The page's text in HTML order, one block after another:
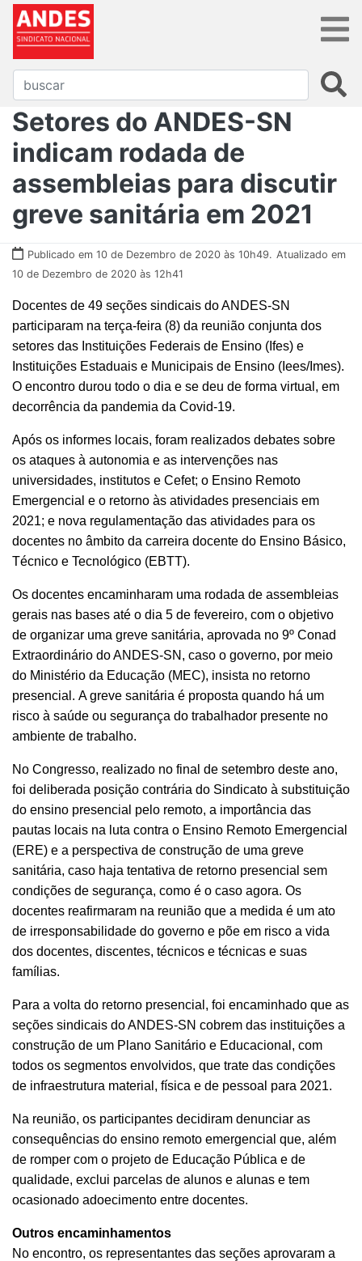
Setores do ANDES-SN
indicam rodada de
assembleias para discutir
greve sanitária em 2021
Publicado em 10 de Dezembro de 2020 às 10h49. Atualizado em
10 de Dezembro de 2020 às 12h41
Docentes de 49 seções sindicais do ANDES-SN
participaram na terça-feira (8) da reunião conjunta dos
setores das Instituições Federais de Ensino (Ifes) e
Instituições Estaduais e Municipais de Ensino (Iees/Imes).
O encontro durou todo o dia e se deu de forma virtual, em
decorrência da pandemia da Covid-19.
Após os informes locais, foram realizados debates sobre
os ataques à autonomia e as intervenções nas
universidades, institutos e Cefet; o Ensino Remoto
Emergencial e o retorno às atividades presenciais em
2021; e nova regulamentação das atividades para os
docentes no âmbito da carreira docente do Ensino Básico,
Técnico e Tecnológico (EBTT).
Os docentes encaminharam uma rodada de assembleias
gerais nas bases até o dia 5 de fevereiro, com o objetivo
de organizar uma greve sanitária, aprovada no 9º Conad
Extraordinário do ANDES-SN, caso o governo, por meio
do Ministério da Educação (MEC), insista no retorno
presencial. A greve sanitária é proposta quando há um
risco à saúde ou segurança do trabalhador presente no
ambiente de trabalho.
No Congresso, realizado no final de setembro deste ano,
foi deliberada posição contrária do Sindicato à substituição
do ensino presencial pelo remoto, a importância das
pautas locais na luta contra o Ensino Remoto Emergencial
(ERE) e a perspectiva de construção de uma greve
sanitária, caso haja tentativa de retorno presencial sem
condições de segurança, como é o caso agora. Os
docentes reafirmaram na reunião que a medida é um ato
de irresponsabilidade do governo e põe em risco a vida
dos docentes, discentes, técnicos e técnicas e suas
famílias.
Para a volta do retorno presencial, foi encaminhado que as
seções sindicais do ANDES-SN cobrem das instituições a
construção de um Plano Sanitário e Educacional, com
todos os segmentos envolvidos, que trate das condições
de infraestrutura material, física e de pessoal para 2021.
Na reunião, os participantes decidiram denunciar as
consequências do ensino remoto emergencial que, além
de romper com o projeto de Educação Pública e de
qualidade, exclui parcelas de alunos e alunas e tem
ocasionado adoecimento entre docentes.
Outros encaminhamentos
No encontro, os representantes das seções aprovaram a